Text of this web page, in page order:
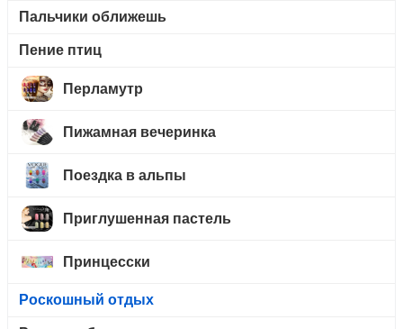
Пальчики оближешь
Пение птиц
Перламутр
Пижамная вечеринка
Поездка в альпы
Приглушенная пастель
Принцесски
Роскошный отдых